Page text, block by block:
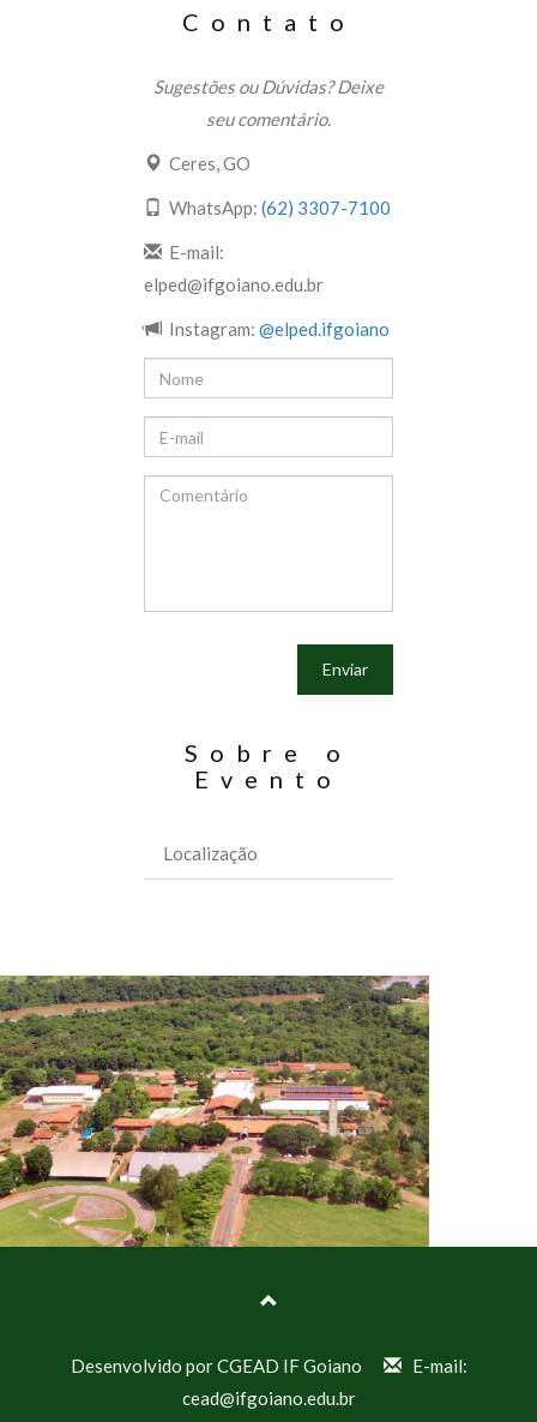
Contato
Sugestões ou Dúvidas? Deixe
seu comentário.
Ceres, GO
WhatsApp: (62) 3307-7100
E-mail:
elped@ifgoiano.edu.br
Instagram: @elped.ifgoiano
Enviar
Sobre o
Evento
Localização
Desenvolvido por CGEAD IF Goiano
E-mail:
cead@ifgoiano.edu.br